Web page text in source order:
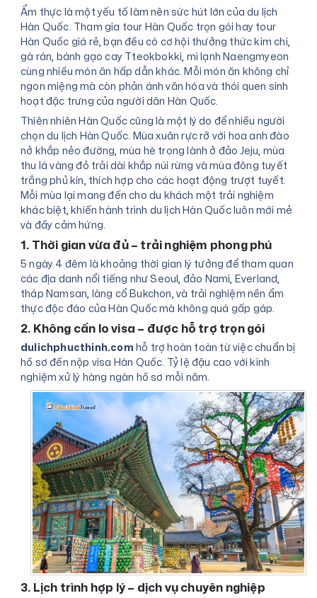
Ẩm thực là một yếu tố làm nên sức hút lớn của du lịch
Hàn Quốc. Tham gia tour Hàn Quốc trọn gói hay tour
Hàn Quốc giá rẻ, bạn đều có cơ hội thưởng thức kim chi,
gà rán, bánh gạo cay Tteokbokki, mì lạnh Naengmyeon
cùng nhiều món ăn hấp dẫn khác. Mỗi món ăn không chỉ
ngon miệng mà còn phản ánh văn hóa và thói quen sinh
hoạt đặc trưng của người dân Hàn Quốc.
Thiên nhiên Hàn Quốc cũng là một lý do để nhiều người
chọn du lịch Hàn Quốc. Mùa xuân rực rỡ với hoa anh đào
nở khắp nẻo đường, mùa hè trong lành ở đảo Jeju, mùa
thu lá vàng đỏ trải dài khắp núi rừng và mùa đông tuyết
trắng phủ kín, thích hợp cho các hoạt động trượt tuyết.
Mỗi mùa lại mang đến cho du khách một trải nghiệm
khác biệt, khiến hành trình du lịch Hàn Quốc luôn mới mẻ
và đầy cảm hứng.
1. Thời gian vừa đủ – trải nghiệm phong phú
5 ngày 4 đêm là khoảng thời gian lý tưởng để tham quan
các địa danh nổi tiếng như Seoul, đảo Nami, Everland,
tháp Namsan, làng cổ Bukchon, và trải nghiệm nền ẩm
thực độc đáo của Hàn Quốc mà không quá gấp gáp.
2. Không cần lo visa – được hỗ trợ trọn gói
dulichphucthinh.comhỗ trợ hoàn toàn từ việc chuẩn bị
hồ sơ đến nộp visa Hàn Quốc. Tỷ lệ đậu cao với kinh
nghiệm xử lý hàng ngàn hồ sơ mỗi năm.
3. Lịch trình hợp lý – dịch vụ chuyên nghiệp